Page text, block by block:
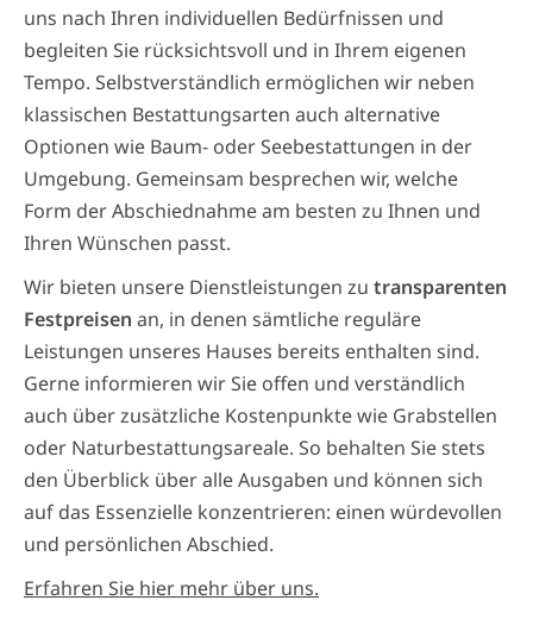
uns nach Ihren individuellen Bedürfnissen und
begleiten Sie rücksichtsvoll und in Ihrem eigenen
Tempo. Selbstverständlich ermöglichen wir neben
klassischen Bestattungsarten auch alternative
Optionen wie Baum- oder Seebestattungen in der
Umgebung. Gemeinsam besprechen wir, welche
Form der Abschiednahme am besten zu Ihnen und
Ihren Wünschen passt.
Wir bieten unsere Dienstleistungen zu transparenten
Festpreisen an, in denen sämtliche reguläre
Leistungen unseres Hauses bereits enthalten sind.
Gerne informieren wir Sie offen und verständlich
auch über zusätzliche Kostenpunkte wie Grabstellen
oder Naturbestattungsareale. So behalten Sie stets
den Überblick über alle Ausgaben und können sich
auf das Essenzielle konzentrieren: einen würdevollen
und persönlichen Abschied.
Erfahren Sie hier mehr über uns.